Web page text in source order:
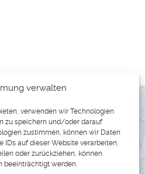
verwalten
verwenden wir Technologien
zu speichern und/oder darauf
zustimmen, können wir Daten
IDs auf dieser Website verarbeiten.
oder zurückziehen, können
beeinträchtigt werden.